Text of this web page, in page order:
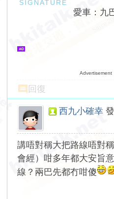
愛車：九
Advertisement
回復
西九小確幸
講唔對稱大把路線唔對
會經）咁多年都大安旨
線？兩巴先都冇咁傻